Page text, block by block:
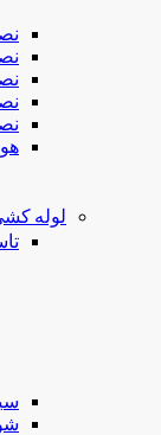
لوله